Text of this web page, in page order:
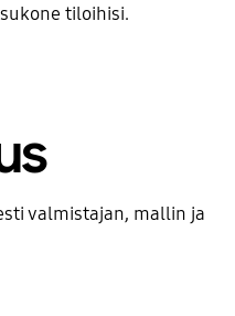
tiloihisi.
valmistajan, mallin ja